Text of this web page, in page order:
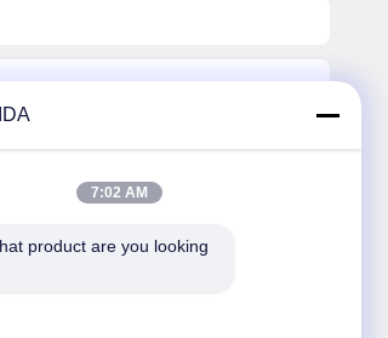
করুন
7:02 AM
product are you looking